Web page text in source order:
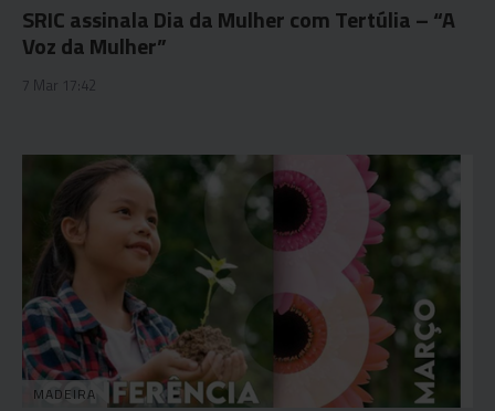
SRIC assinala Dia da Mulher com Tertúlia – “A
Voz da Mulher”
7 Mar 17:42
MADEIRA